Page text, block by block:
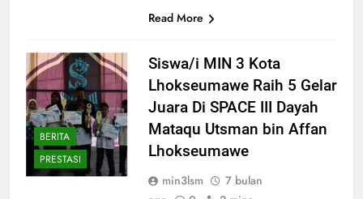
Read More
BERITA
PRESTASI
Siswa/i MIN 3 Kota
Lhokseumawe Raih 5 Gelar
Juara Di SPACE III Dayah
Mataqu Utsman bin Affan
Lhokseumawe
min3lsm
7 bulan